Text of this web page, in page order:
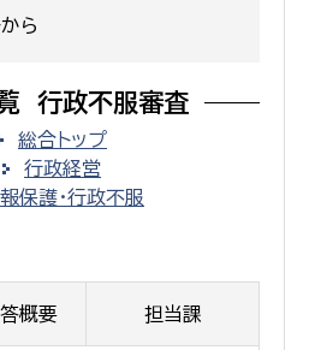
ら
行政不服審査
総合トップ
行政経営
保護・行政不服
答概要 担当課